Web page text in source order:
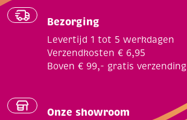
Bezorging
Levertijd 1 tot 5 werkdagen
Verzendkosten € 6,95
Boven € 99,- gratis verzending
Onze showroom